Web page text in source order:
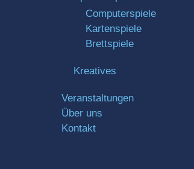
Computerspiele
Kartenspiele
Brettspiele
Kreatives
Veranstaltungen
Über uns
Kontakt